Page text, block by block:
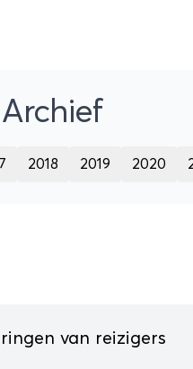
Archief
2018 2019 2020
van reizigers